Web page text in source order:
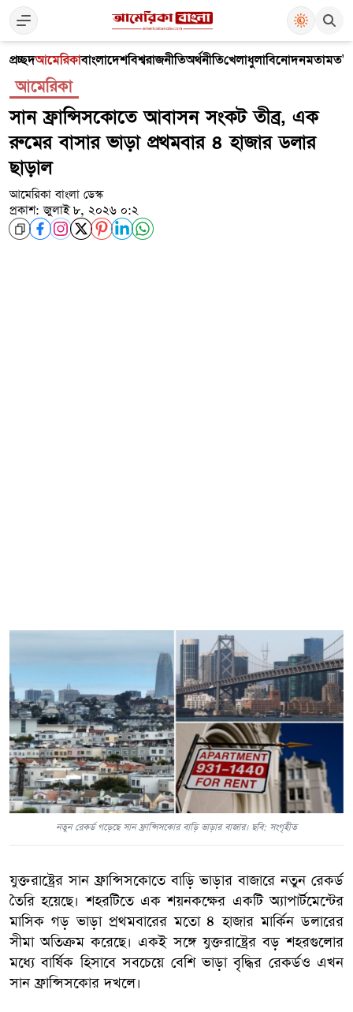
প্রচ্ছদআমেরিকাবাংলাদেশবিশ্বরাজনীতিঅর্থনীতিখেলাধুলাবিনোদনমতামত
আমেরিকা
সান ফ্রান্সিসকোতে আবাসন সংকট তীব্র, এক
রুমের বাসার ভাড়া প্রথমবার ৪ হাজার ডলার
ছাড়াল
আমেরিকা বাংলা ডেস্ক
প্রকাশ: জুলাই ৮, ২০২৬ ০:২
নতুন রেকর্ড গড়েছে সান ফ্রান্সিসকোর বাড়ি ভাড়ার বাজার। ছবি: সংগৃহীত
যুক্তরাষ্ট্রের সান ফ্রান্সিসকোতে বাড়ি ভাড়ার বাজারে নতুন রেকর্ড
তৈরি হয়েছে। শহরটিতে এক শয়নকক্ষের একটি অ্যাপার্টমেন্টের
মাসিক গড় ভাড়া প্রথমবারের মতো ৪ হাজার মার্কিন ডলারের
সীমা অতিক্রম করেছে। একই সঙ্গে যুক্তরাষ্ট্রের বড় শহরগুলোর
মধ্যে বার্ষিক হিসাবে সবচেয়ে বেশি ভাড়া বৃদ্ধির রেকর্ডও এখন
সান ফ্রান্সিসকোর দখলে।